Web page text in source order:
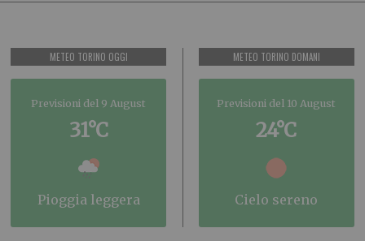
METEO TORINO OGGI
Previsioni del 9 August
31°C
pioggia leggera
METEO TORINO DOMANI
Previsioni del 10 August
24°C
cielo sereno